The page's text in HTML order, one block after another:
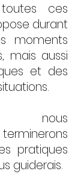
ces
durant
moments
mais aussi
et des
nous
pratiques
guiderais.